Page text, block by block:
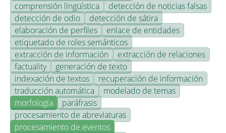
comprensión lingüística
detección de noticias falsas
detección de odio
detección de sátira
elaboración de perfiles
enlace de entidades
etiquetado de roles semánticos
extracción de información
extracción de relaciones
factuality
generación de texto
indexación de textos
recuperación de información
traducción automática
modelado de temas
morfología
paráfrasis
procesamiento de abreviaturas
procesamiento de eventos